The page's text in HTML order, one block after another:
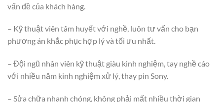
vấn đề của khách hàng.
– Kỹ thuật viên tâm huyết với nghề, luôn tư vấn cho bạn
phương án khắc phục hợp lý và tối ưu nhất.
– Đội ngũ nhân viên kỹ thuật giàu kinh nghiệm, tay nghề cáo
với nhiều năm kinh nghiệm xử lý, thay pin Sony.
– Sửa chữa nhanh chóng, không phải mất nhiều thời gian